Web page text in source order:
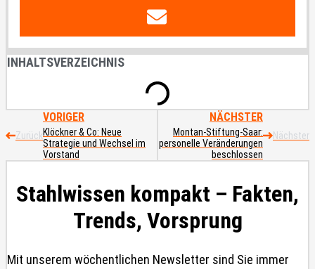
INHALTSVERZEICHNIS
Zurück
VORIGER
Klöckner & Co: Neue
Strategie und Wechsel im
Vorstand
NÄCHSTER
Montan-Stiftung-Saar:
personelle Veränderungen
beschlossen
Nächster
Stahlwissen kompakt – Fakten,
Trends, Vorsprung
Mit unserem wöchentlichen Newsletter sind Sie immer